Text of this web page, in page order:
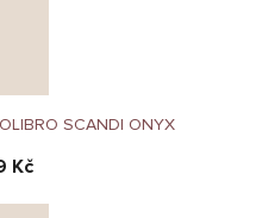
SCANDI ONYX
Kč